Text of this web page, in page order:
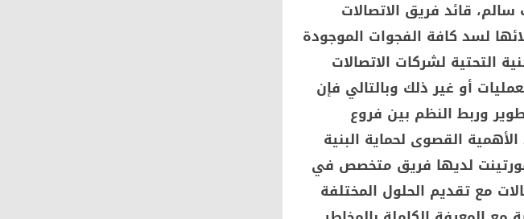
قائد فريق الاتصالات
لسد كافة الفجوات الموجودة
التحتية لشركات الاتصالات
أو غير ذلك وبالتالي فإن
وربط النظم بين فروع
القصوى لحماية البنية
لديها فريق متخصص في
مع تقديم الحلول المختلفة